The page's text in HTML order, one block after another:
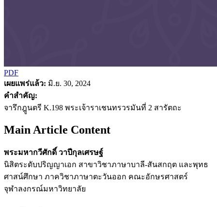
PDF
เผยแพร่แล้ว: มิ.ย. 30, 2024
คำสำคัญ:
จารึกฎูนตรี K.198 พระเจ้าราเชนทรวรมันที่ 2 สารัตถะ
Main Article Content
พระมหากวีศักดิ์ วาปีกุลเศรษฐ์
นิสิตระดับปริญญาเอก สาขาวิชาภาษาบาลี-สันสกฤต และพุทธ
ศาสน์ศึกษา ภาควิชาภาษาตะวันออก คณะอักษรศาสตร์
จุฬาลงกรณ์มหาวิทยาลัย